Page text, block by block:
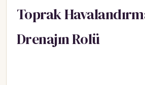
Toprak
Drenajın Rolü